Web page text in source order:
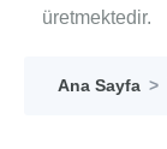
üretmektedir.
Ana Sayfa